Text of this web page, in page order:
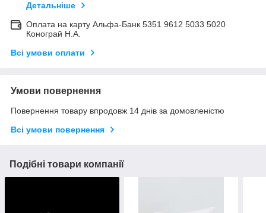
Детальніше
Оплата на карту Альфа-Банк 5351 9612 5033 5020
Конограй Н.А.
Всі умови оплати
Умови повернення
Повернення товару впродовж 14 днів за домовленістю
Всі умови повернення
Подібні товари компанії